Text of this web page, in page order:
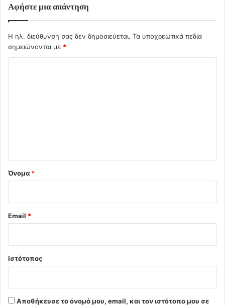
Αφήστε μια απάντηση
Η ηλ. διεύθυνση σας δεν δημοσιεύεται. Τα υποχρεωτικά πεδία
σημειώνονται με *
Όνομα *
Email *
Ιστότοπος
Αποθήκευσε το όνομά μου, email, και τον ιστότοπο μου σε